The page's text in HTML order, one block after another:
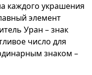
каждого украшения
элемент
Уран – знак
число для
знаком –